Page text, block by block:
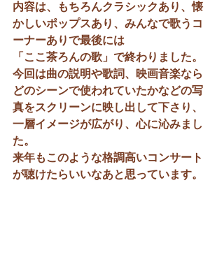
内容は、もちろんクラシックあり、懐
かしいポップスあり、みんなで歌うコ
ーナーありで最後には
「ここ茶ろんの歌」で終わりました。
今回は曲の説明や歌詞、映画音楽なら
どのシーンで使われていたかなどの写
真をスクリーンに映し出して下さり、
一層イメージが広がり、心に沁みまし
た。
来年もこのような格調高いコンサート
が聴けたらいいなあと思っています。